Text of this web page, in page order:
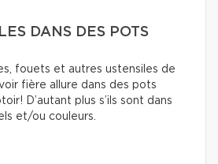
DANS DES POTS
fouets et autres ustensiles de
fière allure dans des pots
D’autant plus s’ils sont dans
et/ou couleurs.